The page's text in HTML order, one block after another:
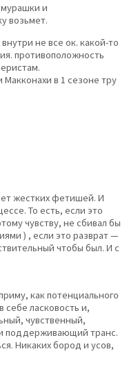
и
возьмет.
не все ок. какой-то
противоположность
в 1 сезоне тру
жестких фетишей. И
То есть, если это
чувству, не сбивал бы
) , если это разврат —
чтобы был. И с
как потенциального
себе ласковость и,
чувственный,
поддерживающий транс.
Никаких бород и усов,